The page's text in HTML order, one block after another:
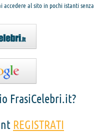
accedere al sito in pochi istanti senza
FrasiCelebri.it?
REGISTRATI